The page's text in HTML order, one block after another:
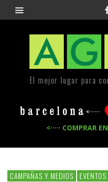
El mejor lugar para
<····· COMPRAR
CAMPAÑAS Y MEDIOS EVENTOS